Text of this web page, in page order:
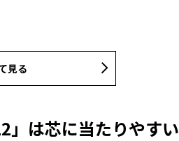
見る
」は芯に当たりやすい